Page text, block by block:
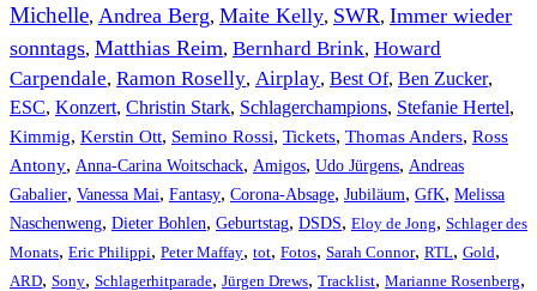
Michelle, Andrea Berg, Maite Kelly, SWR, Immer wieder
sonntags, Matthias Reim, Bernhard Brink, Howard
Carpendale, Ramon Roselly, Airplay, Best Of, Ben Zucker,
ESC, Konzert, Christin Stark, Schlagerchampions, Stefanie Hertel,
Kimmig, Kerstin Ott, Semino Rossi, Tickets, Thomas Anders, Ross
Antony, Anna-Carina Woitschack, Amigos, Udo Jürgens, Andreas
Gabalier, Vanessa Mai, Fantasy, Corona-Absage, Jubiläum, GfK, Melissa
Naschenweng, Dieter Bohlen, Geburtstag, DSDS, Eloy de Jong, Schlager des
Monats, Eric Philippi, Peter Maffay, tot, Fotos, Sarah Connor, RTL, Gold,
ARD, Sony, Schlagerhitparade, Jürgen Drews, Tracklist, Marianne Rosenberg,